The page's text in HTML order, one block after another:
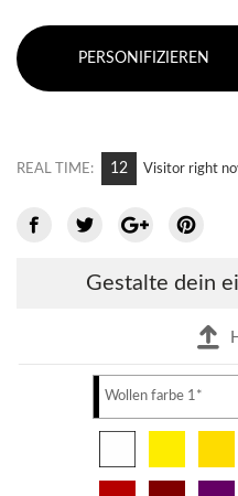
PERSONIFIZIEREN
REAL TIME: 10 Visitor right
Gestalte dein
Wollen farbe 1*